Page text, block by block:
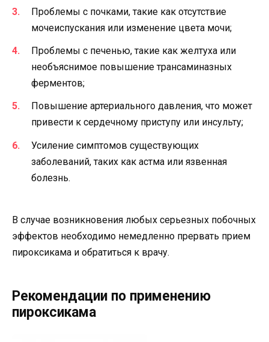
Проблемы с почками, такие как отсутствие
мочеиспускания или изменение цвета мочи;
Проблемы с печенью, такие как желтуха или
необъяснимое повышение трансаминазных
ферментов;
Повышение артериального давления, что может
привести к сердечному приступу или инсульту;
Усиление симптомов существующих
заболеваний, таких как астма или язвенная
болезнь.
В случае возникновения любых серьезных побочных
эффектов необходимо немедленно прервать прием
пироксикама и обратиться к врачу.
Рекомендации по применению
пироксикама